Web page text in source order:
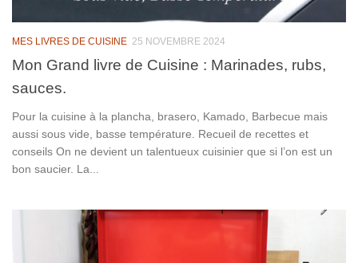
MES LIVRES DE CUISINE 25 NOVEMBRE 2024
Mon Grand livre de Cuisine : Marinades, rubs,
sauces.
Pour la cuisine à la plancha, brasero, Kamado, Barbecue mais
aussi sous vide, basse température. Recueil de recettes et
conseils On ne devient un talentueux cuisinier que si l’on est un
bon saucier. La...